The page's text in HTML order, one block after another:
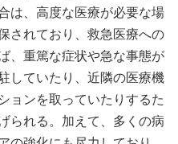
は、高度な医療が必要な場
されており、救急医療への
、重篤な症状や急な事態が
していたり、近隣の医療機
ョンを取っていたりするた
られる。加えて、多くの病